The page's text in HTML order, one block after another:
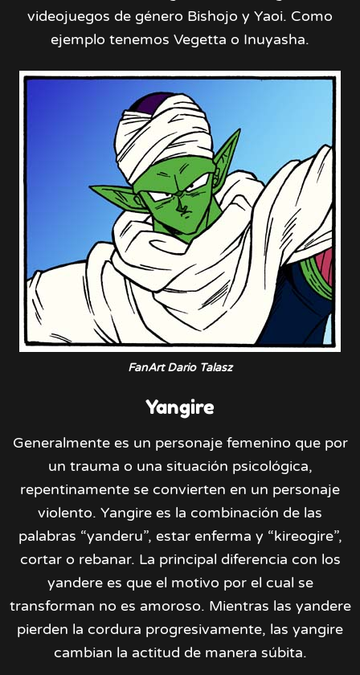
videojuegos de género Bishojo y Yaoi. Como
ejemplo tenemos Vegetta o Inuyasha.
FanArt Dario Talasz
Yangire
Generalmente es un personaje femenino que por
un trauma o una situación psicológica,
repentinamente se convierten en un personaje
violento. Yangire es la combinación de las
palabras “yanderu”, estar enferma y “kireogire”,
cortar o rebanar. La principal diferencia con los
yandere es que el motivo por el cual se
transforman no es amoroso. Mientras las yandere
pierden la cordura progresivamente, las yangire
cambian la actitud de manera súbita.